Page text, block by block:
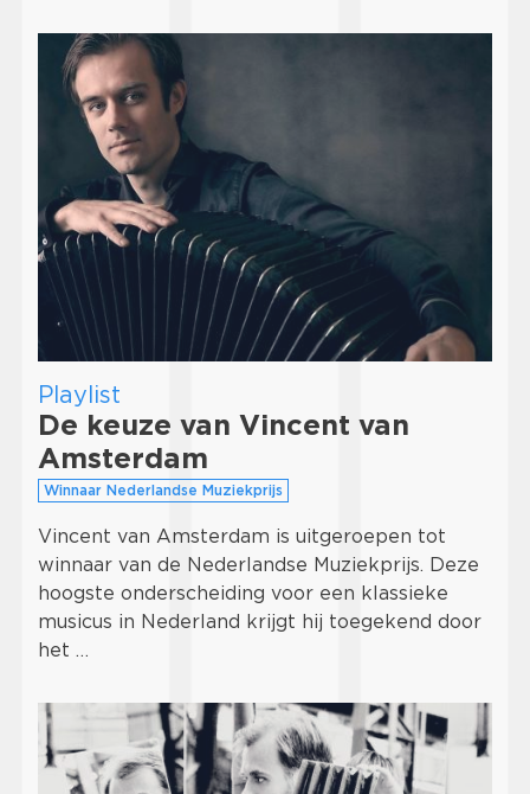
Playlist
De keuze van Vincent van
Amsterdam
Winnaar Nederlandse Muziekprijs
Vincent van Amsterdam is uitgeroepen tot
winnaar van de Nederlandse Muziekprijs. Deze
hoogste onderscheiding voor een klassieke
musicus in Nederland krijgt hij toegekend door
het …